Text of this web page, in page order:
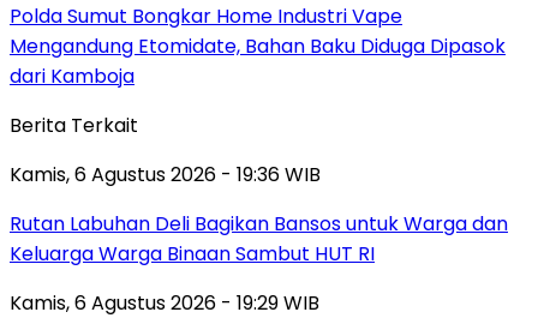
Polda Sumut Bongkar Home Industri Vape
Mengandung Etomidate, Bahan Baku Diduga Dipasok
dari Kamboja
Berita Terkait
Kamis, 6 Agustus 2026 - 19:36 WIB
Rutan Labuhan Deli Bagikan Bansos untuk Warga dan
Keluarga Warga Binaan Sambut HUT RI
Kamis, 6 Agustus 2026 - 19:29 WIB